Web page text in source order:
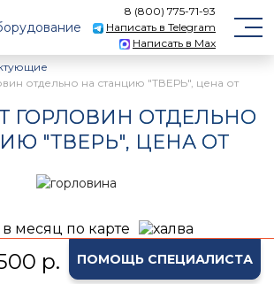
8 (800) 775-71-93
Написать в Telegram
Написать в Max
отдельно на станцию "ТВЕРЬ", цена от
ГОРЛОВИН ОТДЕЛЬНО
"ТВЕРЬ", ЦЕНА ОТ
в месяц по карте
р. ПОМОЩЬ СПЕЦИАЛИСТА